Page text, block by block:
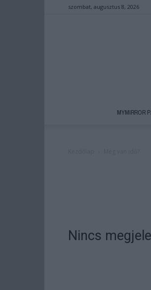
szombat, augusztus 8, 2026
MYMIRROR
Nincs